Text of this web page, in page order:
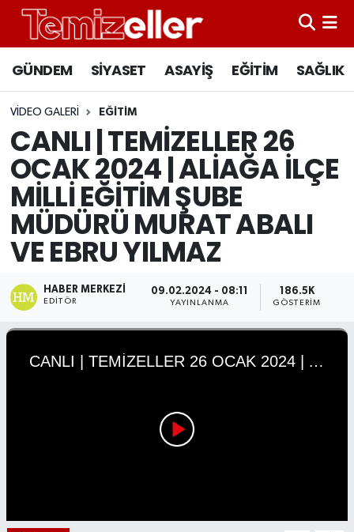
GÜNDEM SİYASET ASAYİŞ EĞİTİM SAĞLIK
VIDEO GALERI EĞITIM
CANLI | TEMİZELLER 26
OCAK 2024 | ALİAĞA İLÇE
MİLLİ EĞİTİM ŞUBE
MÜDÜRÜ MURAT ABALI
VE EBRU YILMAZ
HABER MERKEZI
EDITÖR
09.02.2024 - 08:11
YAYINLANMA
186.5K
GÖSTERIM
CANLI YAYIN
ASAYİŞ
EĞİTİM
SAĞLIK
SİYASET
Hava Durumu
Süper Lig Puan Durumu ve Fikstür
Tüm Manşetler
Son Dakika Haberleri
Haber Arşivi